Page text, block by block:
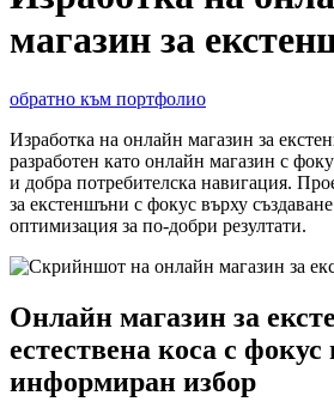
магазин за
обратно към портфолио
Изработка на онлайн магазин за
разработен като онлайн магазин с
и добра потребителска навигация.
за екстеншъни с фокус върху
оптимизация за по-добри резултати.
Онлайн магазин за
естествена коса с фокус
информиран избор